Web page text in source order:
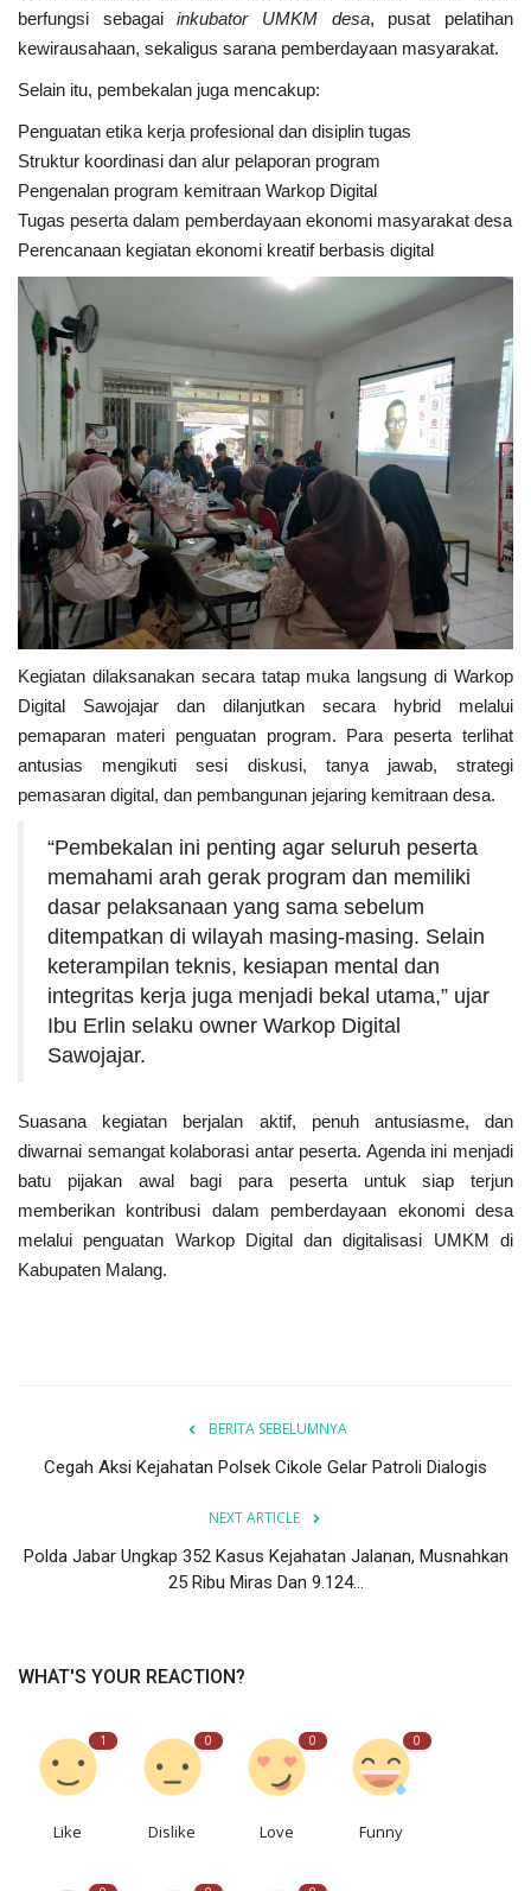
berfungsi sebagaiinkubator UMKM desa, pusat pelatihan
kewirausahaan, sekaligus sarana pemberdayaan masyarakat.
Selain itu, pembekalan juga mencakup:
Penguatan etika kerja profesional dan disiplin tugas
Struktur koordinasi dan alur pelaporan program
Pengenalan program kemitraan Warkop Digital
Tugas peserta dalam pemberdayaan ekonomi masyarakat desa
Perencanaan kegiatan ekonomi kreatif berbasis digital
Kegiatan dilaksanakan secara tatap muka langsung di Warkop
Digital Sawojajar dan dilanjutkan secara hybrid melalui
pemaparan materi penguatan program. Para peserta terlihat
antusias mengikuti sesi diskusi, tanya jawab, strategi
pemasaran digital, dan pembangunan jejaring kemitraan desa.
“Pembekalan ini penting agar seluruh peserta
memahami arah gerak program dan memiliki
dasar pelaksanaan yang sama sebelum
ditempatkan di wilayah masing-masing. Selain
keterampilan teknis, kesiapan mental dan
integritas kerja juga menjadi bekal utama,” ujar
Ibu Erlin selaku owner Warkop Digital
Sawojajar.
Suasana kegiatan berjalan aktif, penuh antusiasme, dan
diwarnai semangat kolaborasi antar peserta. Agenda ini menjadi
batu pijakan awal bagi para peserta untuk siap terjun
memberikan kontribusi dalam pemberdayaan ekonomi desa
melalui penguatan Warkop Digital dan digitalisasi UMKM di
Kabupaten Malang.
BERITA SEBELUMNYA
Cegah Aksi Kejahatan Polsek Cikole Gelar Patroli Dialogis
NEXT ARTICLE
Polda Jabar Ungkap 352 Kasus Kejahatan Jalanan, Musnahkan
25 Ribu Miras Dan 9.124...
WHAT'S YOUR REACTION?
1
Like
0
Dislike
0
Love
0
Funny